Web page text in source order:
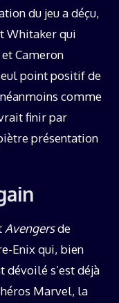
du jeu a déçu,
Whitaker qui
Cameron
point positif de
comme
finir par
présentation
Avengersde
Enix qui, bien
dévoilé s’est déjà
Marvel, la